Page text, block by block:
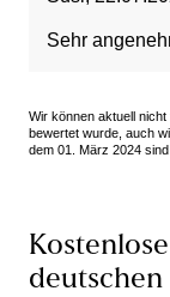
Sehr
Wir können aktuell
bewertet wurde, auch
dem 01. März 2024